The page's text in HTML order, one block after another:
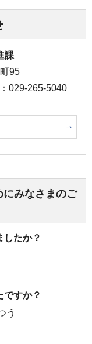
課
95
029-265-5040
にみなさまのご
したか？
ですか？
う